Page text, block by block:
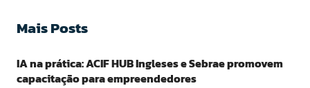
Mais Posts
IA na prática: ACIF HUB Ingleses e Sebrae promovem
capacitação para empreendedores